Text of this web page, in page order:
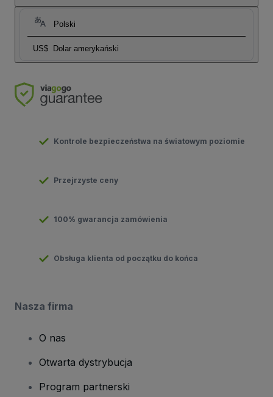
Polski
US$ Dolar amerykański
Kontrole bezpieczeństwa na światowym poziomie
Przejrzyste ceny
100% gwarancja zamówienia
Obsługa klienta od początku do końca
Nasza firma
O nas
Otwarta dystrybucja
Program partnerski